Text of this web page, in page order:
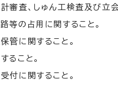
審査、しゅん工検査及び立会
等の占用に関すること。
管に関すること。
ること。
付に関すること。